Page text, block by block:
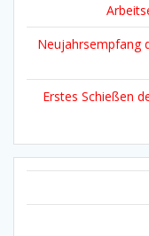
Neujahrsempfang
Erstes Schießen